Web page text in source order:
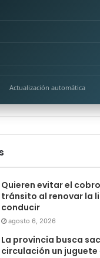
Actualización automática
Quieren evitar el
tránsito al renovar la
conducir
agosto 6, 2026
La provincia busca
circulación un